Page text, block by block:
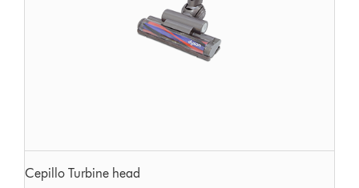
Cepillo Turbine head